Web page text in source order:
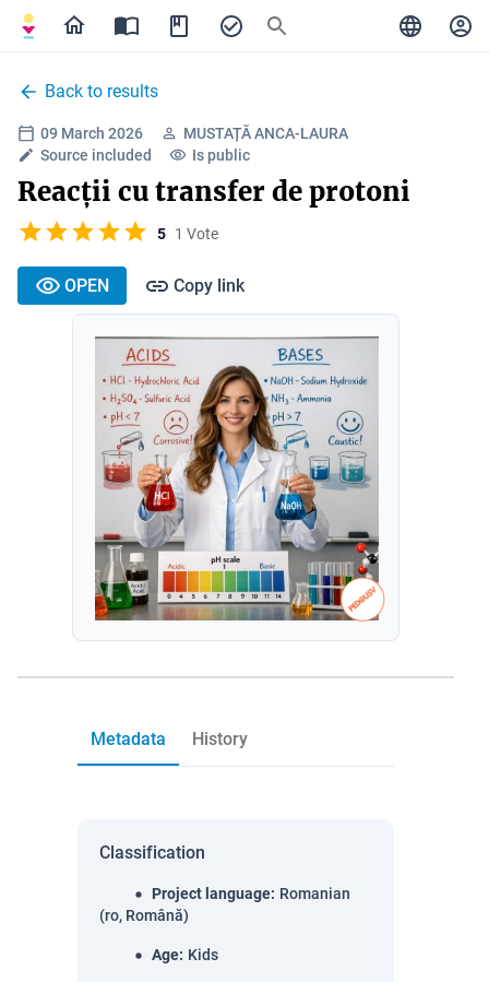
Back to results
09 March 2026
MUSTAȚĂ ANCA-LAURA
Source included
Is public
Reacții cu transfer de protoni
5 1 Vote
OPEN Copy link
Metadata History
Classification
Project language: Romanian
(ro, Română)
Age: Kids